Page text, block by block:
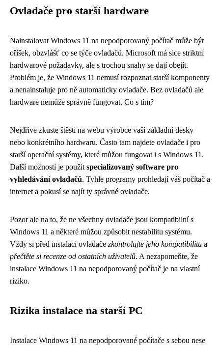
Ovladače pro starší hardware
Nainstalovat Windows 11 na nepodporovaný počítač může být
oříšek, obzvlášť co se týče ovladačů. Microsoft má sice striktní
hardwarové požadavky, ale s trochou snahy se dají obejít.
Problém je, že Windows 11 nemusí rozpoznat starší komponenty
a nenainstaluje pro ně automaticky ovladače. Bez ovladačů ale
hardware nemůže správně fungovat. Co s tím?
Nejdříve zkuste štěstí na webu výrobce vaší základní desky
nebo konkrétního hardwaru. Často tam najdete ovladače i pro
starší operační systémy, které můžou fungovat i s Windows 11.
Další možností je použít specializovaný software pro
vyhledávání ovladačů. Tyhle programy prohledají váš počítač a
internet a pokusí se najít ty správné ovladače.
Pozor ale na to, že ne všechny ovladače jsou kompatibilní s
Windows 11 a některé můžou způsobit nestabilitu systému.
Vždy si před instalací ovladače zkontrolujte jeho kompatibilitu a
přečtěte si recenze od ostatních uživatelů. A nezapomeňte, že
instalace Windows 11 na nepodporovaný počítač je na vlastní
riziko.
Rizika instalace na starší PC
Instalace Windows 11 na nepodporované počítače s sebou nese